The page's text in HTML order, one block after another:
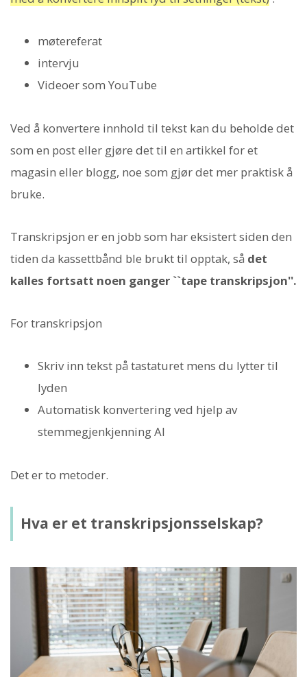
møtereferat
intervju
Videoer som YouTube
Ved å konvertere innhold til tekst kan du beholde det
som en post eller gjøre det til en artikkel for et
magasin eller blogg, noe som gjør det mer praktisk å
bruke.
Transkripsjon er en jobb som har eksistert siden den
tiden da kassettbånd ble brukt til opptak, så det
kalles fortsatt noen ganger ``tape transkripsjon''.
For transkripsjon
Skriv inn tekst på tastaturet mens du lytter til
lyden
Automatisk konvertering ved hjelp av
stemmegjenkjenning AI
Det er to metoder.
Hva er et transkripsjonsselskap?